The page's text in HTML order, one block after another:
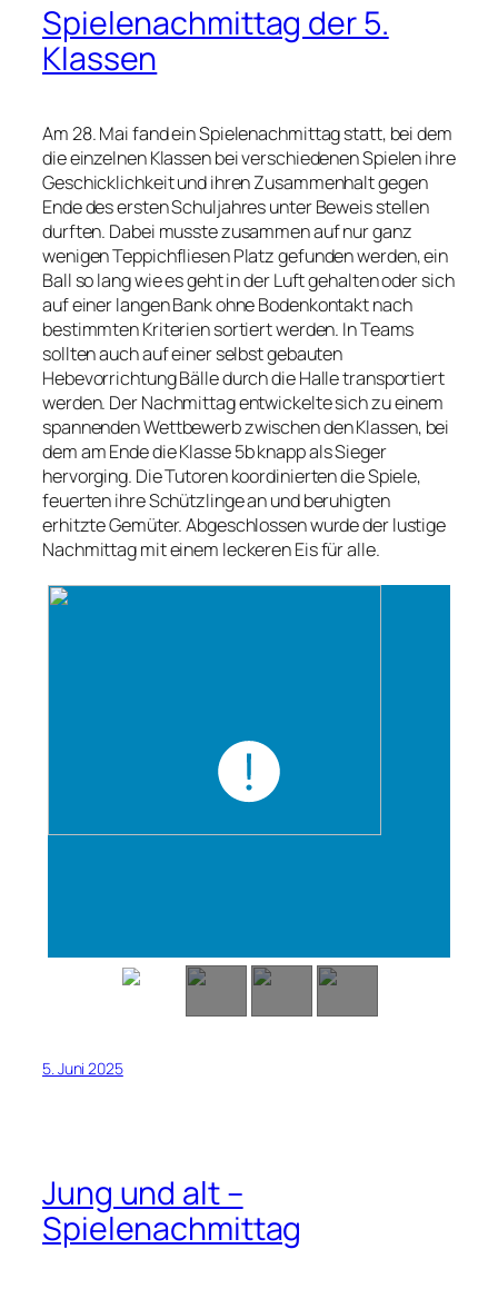
Spielenachmittag der 5.
Klassen
Am 28. Mai fand ein Spielenachmittag statt, bei dem
die einzelnen Klassen bei verschiedenen Spielen ihre
Geschicklichkeit und ihren Zusammenhalt gegen
Ende des ersten Schuljahres unter Beweis stellen
durften. Dabei musste zusammen auf nur ganz
wenigen Teppichfliesen Platz gefunden werden, ein
Ball so lang wie es geht in der Luft gehalten oder sich
auf einer langen Bank ohne Bodenkontakt nach
bestimmten Kriterien sortiert werden. In Teams
sollten auch auf einer selbst gebauten
Hebevorrichtung Bälle durch die Halle transportiert
werden. Der Nachmittag entwickelte sich zu einem
spannenden Wettbewerb zwischen den Klassen, bei
dem am Ende die Klasse 5b knapp als Sieger
hervorging. Die Tutoren koordinierten die Spiele,
feuerten ihre Schützlinge an und beruhigten
erhitzte Gemüter. Abgeschlossen wurde der lustige
Nachmittag mit einem leckeren Eis für alle.
5. Juni 2025
Jung und alt –
Spielenachmittag